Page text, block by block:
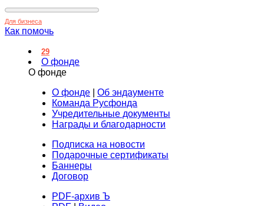
Для бизнеса
Как помочь
29
О фонде
О фонде
О фонде
Об эндаументе
Команда Русфонда
Учредительные документы
Награды и благодарности
Подписка на новости
Подарочные сертификаты
Баннеры
Договор
PDF-архив Ъ